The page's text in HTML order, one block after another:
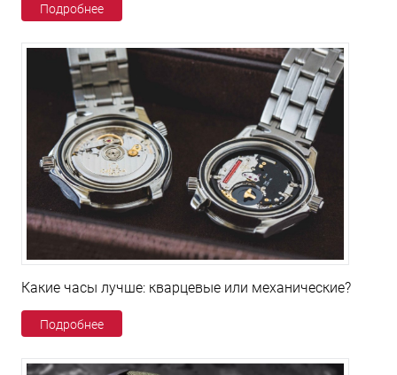
Подробнее
Какие часы лучше: кварцевые или механические?
Подробнее